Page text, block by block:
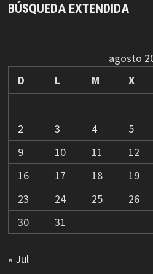
BÚSQUEDA EXTENDIDA
agosto
D
L M X
2
3 4 5
9
10 11 12
16
17 18 19
23
24 25 26
30
31
« Jul